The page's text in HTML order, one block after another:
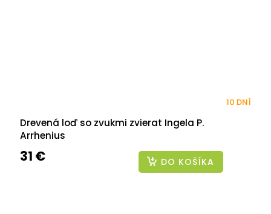
Drevená loď so zvukmi zvierat Ingela P.
Arrhenius
10 DNÍ
31 € DO KOŠÍKA